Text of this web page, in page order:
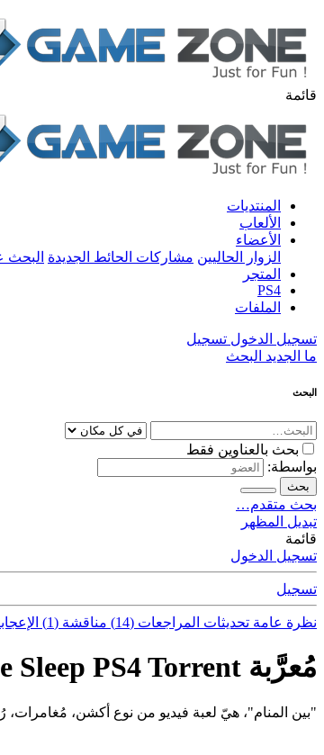
قائمة
المنتديات
الألعاب
الأعضاء
الزوار الحاليين مشاركات الحائط الجديدة
المتجر
PS4
الملفات
تسجيل الدخول تسجيل
ما الجديد البحث
البحث
بحث بالعناوين فقط
بواسطة:
بحث
بحث متقدم…
تبديل المظهر
قائمة
تسجيل الدخول
تسجيل
نظرة عامة تحديثات المراجعات (14) مناقشة (1)
مُعرَّبة Among The Sleep PS4 Torrent
"بين المنام"، هيّ لعبة فيديو من نوع أكشن، مُغامرات،